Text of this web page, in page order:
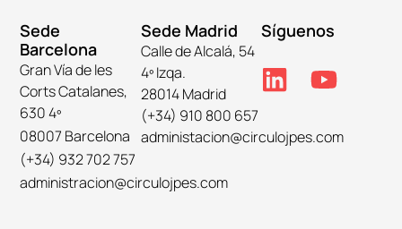
Sede
Barcelona
Gran Vía de les
Corts Catalanes,
630 4º
08007 Barcelona
(+34) 932 702 757
administracion@circulojpes.com
Sede Madrid
Calle de Alcalá, 54
4º Izqa.
28014 Madrid
(+34) 910 800 657
administacion@circulojpes.com
Síguenos